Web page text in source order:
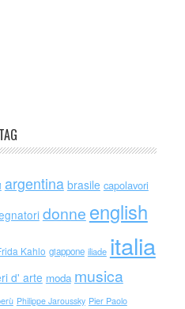
TAG
argentina brasile capolavori
donne english
Kahlo giappone iliade italia
d' arte moda musica
Philippe Jaroussky Pier Paolo